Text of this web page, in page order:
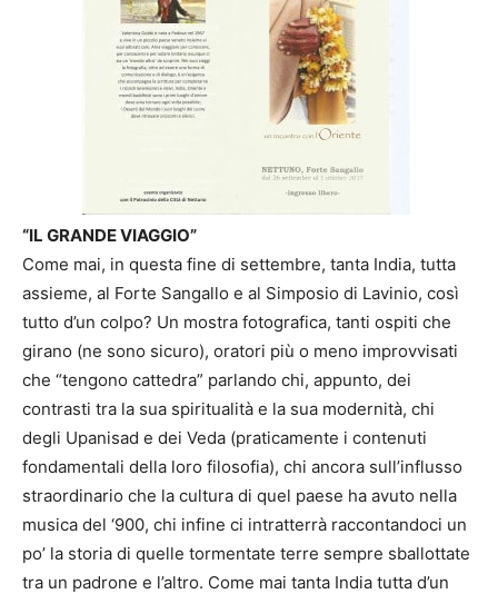
“IL GRANDE VIAGGIO”
Come mai, in questa fine di settembre, tanta India, tutta
assieme, al Forte Sangallo e al Simposio di Lavinio, così
tutto d’un colpo? Un mostra fotografica, tanti ospiti che
girano (ne sono sicuro), oratori più o meno improvvisati
che “tengono cattedra” parlando chi, appunto, dei
contrasti tra la sua spiritualità e la sua modernità, chi
degli Upanisad e dei Veda (praticamente i contenuti
fondamentali della loro filosofia), chi ancora sull’influsso
straordinario che la cultura di quel paese ha avuto nella
musica del ‘900, chi infine ci intratterrà raccontandoci un
po’ la storia di quelle tormentate terre sempre sballottate
tra un padrone e l’altro. Come mai tanta India tutta d’un